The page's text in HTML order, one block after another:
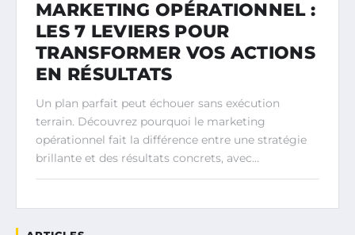
MARKETING OPÉRATIONNEL :
LES 7 LEVIERS POUR
TRANSFORMER VOS ACTIONS
EN RÉSULTATS
Un plan parfait peut échouer sans exécution
terrain. Découvrez pourquoi le marketing
opérationnel fait la différence entre une stratégie
brillante et des résultats concrets, avec…